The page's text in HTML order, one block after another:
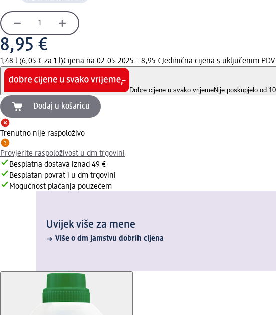
8,95 €
1,48 l (6,05 € za 1 l)Cijena na 02.05.2025.: 8,95 €Jedinična cijena s uključenim
Dobre cijene u svako vrijemeNije poskupjelo od
Dodaj u košaricu
Trenutno nije raspoloživo
Provjerite raspoloživost u dm trgovini
Besplatna dostava iznad 49 €
Besplatan povrat i u dm trgovini
Mogućnost plaćanja pouzećem
Uvijek više za mene
Više o dm jamstvu dobrih cijena